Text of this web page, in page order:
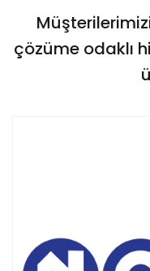
çözüme odaklı